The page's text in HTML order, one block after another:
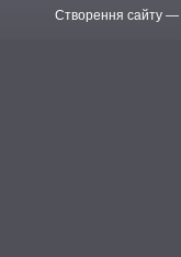
Створення сайту —